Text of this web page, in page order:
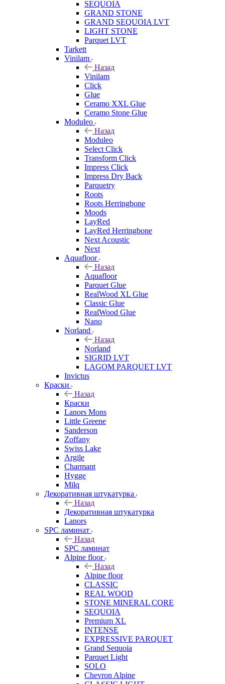
SEQUOIA
GRAND STONE
GRAND SEQUOIA LVT
LIGHT STONE
Parquet LVT
Tarkett
Vinilam
Назад
Vinilam
Click
Glue
Ceramo XXL Glue
Ceramo Stone Glue
Moduleo
Назад
Moduleo
Select Click
Transform Click
Impress Click
Impress Dry Back
Parquetry
Roots
Roots Herringbone
Moods
LayRed
LayRed Herringbone
Next Acoustic
Next
Aquafloor
Назад
Aquafloor
Parquet Glue
RealWood XL Glue
Classic Glue
RealWood Glue
Nano
Norland
Назад
Norland
SIGRID LVT
LAGOM PARQUET LVT
Invictus
Краски
Назад
Краски
Lanors Mons
Little Greene
Sanderson
Zoffany
Swiss Lake
Argile
Charmant
Hygge
Milq
Декоративная штукатурка
Назад
Декоративная штукатурка
Lanors
SPC ламинат
Назад
SPC ламинат
Alpine floor
Назад
Alpine floor
CLASSIC
REAL WOOD
STONE MINERAL CORE
SEQUOIA
Premium XL
INTENSE
EXPRESSIVE PARQUET
Grand Sequoia
Parquet Light
SOLO
Chevron Alpine